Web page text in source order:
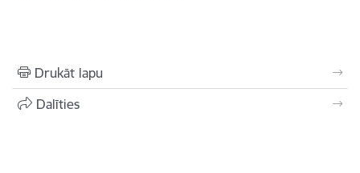
Drukāt lapu
Dalīties